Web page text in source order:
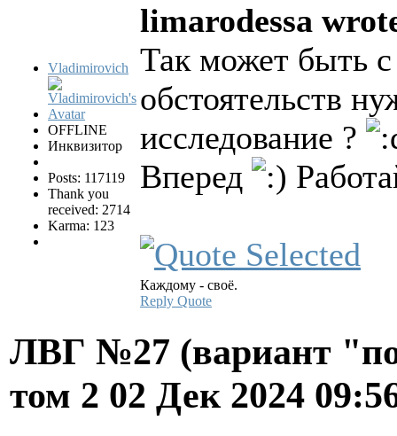
Vladimirovich
OFFLINE
Инквизитор
Posts: 117119
Thank you
received: 2714
Karma: 123
limarodessa
Так может быть
обстоятельств
исследование ?
Вперед
Каждому - своё.
Reply Quote
ЛВГ №27 (вариант
том 2 02 Дек 2024